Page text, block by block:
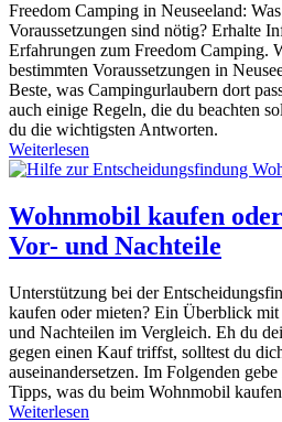
Freedom Camping in Neuseeland:
Voraussetzungen sind nötig? Erhalte
Erfahrungen zum Freedom Camping.
bestimmten Voraussetzungen in
Beste, was Campingurlaubern dort
auch einige Regeln, die du beachten
du die wichtigsten Antworten.
Weiterlesen
Wohnmobil kaufen
Vor- und Nachteile
Unterstützung bei der
kaufen oder mieten? Ein Überblick
und Nachteilen im Vergleich. Eh du
gegen einen Kauf triffst, solltest du
auseinandersetzen. Im Folgenden
Tipps, was du beim Wohnmobil
Weiterlesen